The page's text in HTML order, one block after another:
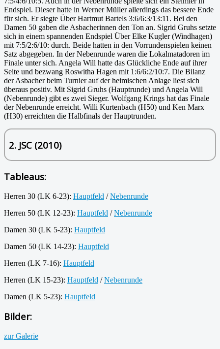
Endspiel. Dieser hatte in Werner Müller allerdings das bessere Ende
für sich. Er siegte Über Hartmut Bartels 3:6/6:3/13:11. Bei den
Damen 50 gaben die Asbacherinnen den Ton an. Sigrid Gruhs setzte
sich in einem spannenden Endspiel Über Elke Kugler (Windhagen)
mit 7:5/2:6/10: durch. Beide hatten in den Vorrundenspielen keinen
Satz abgegeben. In der Nebenrunde waren die Lokalmatadoren im
Finale unter sich. Angela Will hatte das Glückliche Ende auf ihrer
Seite und bezwang Roswitha Hagen mit 1:6/6:2/10:7. Die Bilanz
der Asbacher beim Turnier auf der heimischen Anlage liest sich
überaus positiv. Mit Sigrid Gruhs (Hauptrunde) und Angela Will
(Nebenrunde) gibt es zwei Sieger. Wolfgang Krings hat das Finale
der Nebenrunde erreicht. Willi Kurtenbach (H50) und Ken Marx
(H30) erreichten die Halbfinals der Hauptrunden.
2. JSC (2010)
Tableaus:
Herren 30 (LK 6-23): Hauptfeld /Nebenrunde
Herren 50 (LK 12-23): Hauptfeld /Nebenrunde
Damen 30 (LK 5-23): Hauptfeld
Damen 50 (LK 14-23): Hauptfeld
Herren (LK 7-16): Hauptfeld
Herren (LK 15-23): Hauptfeld /Nebenrunde
Damen (LK 5-23): Hauptfeld
Bilder:
zur Galerie